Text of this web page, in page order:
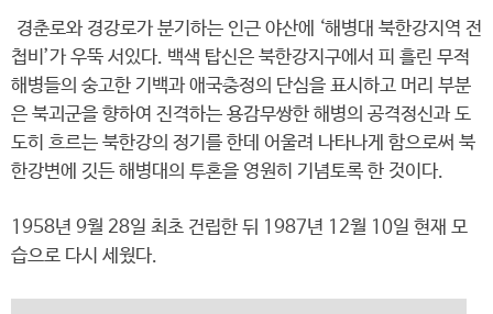
경춘로와 경강로가 분기하는 인근 야산에 ‘해병대 북한강지역 전
첩비’가 우뚝 서있다. 백색 탑신은 북한강지구에서 피 흘린 무적
해병들의 숭고한 기백과 애국충정의 단심을 표시하고 머리 부분
은 북괴군을 향하여 진격하는 용감무쌍한 해병의 공격정신과 도
도히 흐르는 북한강의 정기를 한데 어울려 나타나게 함으로써 북
한강변에 깃든 해병대의 투혼을 영원히 기념토록 한 것이다.
1958년 9월 28일 최초 건립한 뒤 1987년 12월 10일 현재 모
습으로 다시 세웠다.